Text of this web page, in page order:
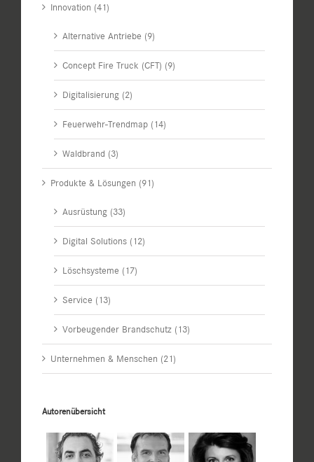
Innovation (41)
Alternative Antriebe (9)
Concept Fire Truck (CFT) (9)
Digitalisierung (2)
Feuerwehr-Trendmap (14)
Waldbrand (3)
Produkte & Lösungen (91)
Ausrüstung (33)
Digital Solutions (12)
Löschsysteme (17)
Service (13)
Vorbeugender Brandschutz (13)
Unternehmen & Menschen (21)
Autorenübersicht